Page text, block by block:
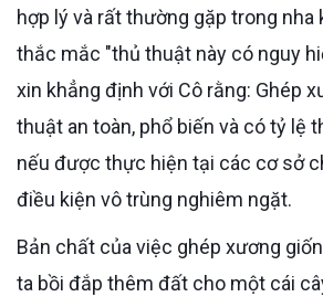
hợp lý và rất thường gặp trong nha
thắc mắc "thủ thuật này có nguy
xin khẳng định với Cô rằng: Ghép
thuật an toàn, phổ biến và có tỷ lệ
nếu được thực hiện tại các cơ sở
điều kiện vô trùng nghiêm ngặt.
Bản chất của việc ghép xương giống như việc chúng
ta bồi đắp thêm đất cho một cái